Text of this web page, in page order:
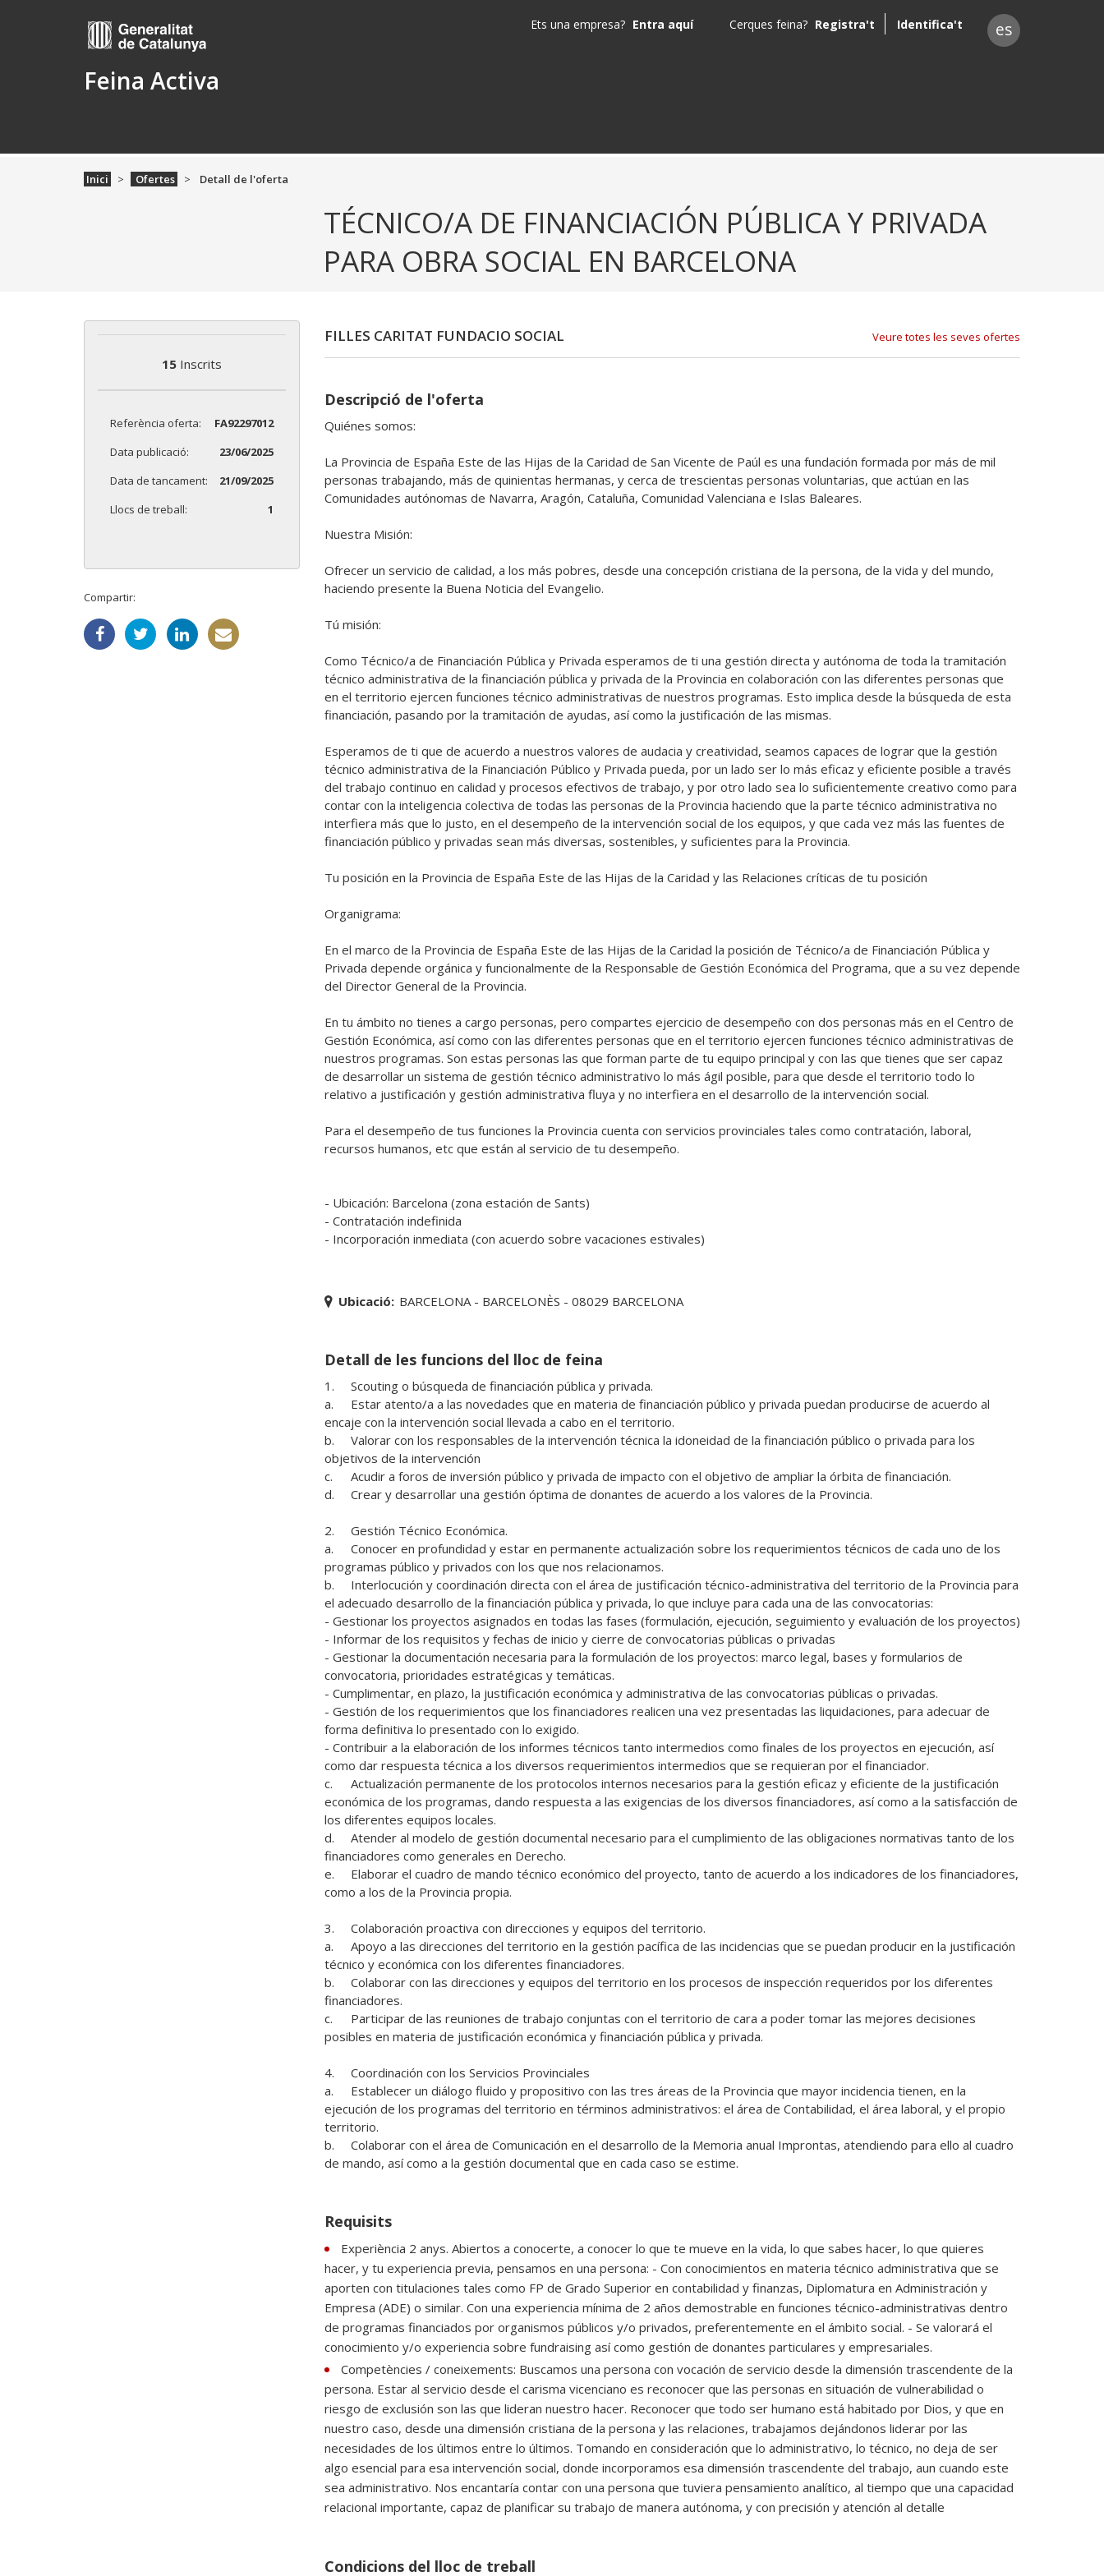
Feina Activa
Ets una empresa? Entra aquí Cerques feina? Registra't Identifica't es
Inici Ofertes Detall de l'oferta
TÉCNICO/A DE FINANCIACIÓN PÚBLICA Y PRIVADA
PARA OBRA SOCIAL EN BARCELONA
15Inscrits
Referència oferta:
FA92297012
Data publicació:
23/06/2025
Data de tancament:
21/09/2025
Llocs de treball:
1
Compartir:
FILLES CARITAT FUNDACIO SOCIAL Veure totes les seves ofertes
Descripció de l'oferta
Quiénes somos:
La Provincia de España Este de las Hijas de la Caridad de San Vicente de Paúl es una fundación formada por más de mil
personas trabajando, más de quinientas hermanas, y cerca de trescientas personas voluntarias, que actúan en las
Comunidades autónomas de Navarra, Aragón, Cataluña, Comunidad Valenciana e Islas Baleares.
Nuestra Misión:
Ofrecer un servicio de calidad, a los más pobres, desde una concepción cristiana de la persona, de la vida y del mundo,
haciendo presente la Buena Noticia del Evangelio.
Tú misión:
Como Técnico/a de Financiación Pública y Privada esperamos de ti una gestión directa y autónoma de toda la tramitación
técnico administrativa de la financiación pública y privada de la Provincia en colaboración con las diferentes personas que
en el territorio ejercen funciones técnico administrativas de nuestros programas. Esto implica desde la búsqueda de esta
financiación, pasando por la tramitación de ayudas, así como la justificación de las mismas.
Esperamos de ti que de acuerdo a nuestros valores de audacia y creatividad, seamos capaces de lograr que la gestión
técnico administrativa de la Financiación Público y Privada pueda, por un lado ser lo más eficaz y eficiente posible a través
del trabajo continuo en calidad y procesos efectivos de trabajo, y por otro lado sea lo suficientemente creativo como para
contar con la inteligencia colectiva de todas las personas de la Provincia haciendo que la parte técnico administrativa no
interfiera más que lo justo, en el desempeño de la intervención social de los equipos, y que cada vez más las fuentes de
financiación público y privadas sean más diversas, sostenibles, y suficientes para la Provincia.
Tu posición en la Provincia de España Este de las Hijas de la Caridad y las Relaciones críticas de tu posición
Organigrama:
En el marco de la Provincia de España Este de las Hijas de la Caridad la posición de Técnico/a de Financiación Pública y
Privada depende orgánica y funcionalmente de la Responsable de Gestión Económica del Programa, que a su vez depende
del Director General de la Provincia.
En tu ámbito no tienes a cargo personas, pero compartes ejercicio de desempeño con dos personas más en el Centro de
Gestión Económica, así como con las diferentes personas que en el territorio ejercen funciones técnico administrativas de
nuestros programas. Son estas personas las que forman parte de tu equipo principal y con las que tienes que ser capaz
de desarrollar un sistema de gestión técnico administrativo lo más ágil posible, para que desde el territorio todo lo
relativo a justificación y gestión administrativa fluya y no interfiera en el desarrollo de la intervención social.
Para el desempeño de tus funciones la Provincia cuenta con servicios provinciales tales como contratación, laboral,
recursos humanos, etc que están al servicio de tu desempeño.
- Ubicación: Barcelona (zona estación de Sants)
- Contratación indefinida
- Incorporación inmediata (con acuerdo sobre vacaciones estivales)
Ubicació: BARCELONA - BARCELONÈS - 08029 BARCELONA
Detall de les funcions del lloc de feina
1.	Scouting o búsqueda de financiación pública y privada.
a.	Estar atento/a a las novedades que en materia de financiación público y privada puedan producirse de acuerdo al
encaje con la intervención social llevada a cabo en el territorio.
b.	Valorar con los responsables de la intervención técnica la idoneidad de la financiación público o privada para los
objetivos de la intervención
c.	Acudir a foros de inversión público y privada de impacto con el objetivo de ampliar la órbita de financiación.
d.	Crear y desarrollar una gestión óptima de donantes de acuerdo a los valores de la Provincia.
2.	Gestión Técnico Económica.
a.	Conocer en profundidad y estar en permanente actualización sobre los requerimientos técnicos de cada uno de los
programas público y privados con los que nos relacionamos.
b.	Interlocución y coordinación directa con el área de justificación técnico-administrativa del territorio de la Provincia para
el adecuado desarrollo de la financiación pública y privada, lo que incluye para cada una de las convocatorias:
- Gestionar los proyectos asignados en todas las fases (formulación, ejecución, seguimiento y evaluación de los proyectos)
- Informar de los requisitos y fechas de inicio y cierre de convocatorias públicas o privadas
- Gestionar la documentación necesaria para la formulación de los proyectos: marco legal, bases y formularios de
convocatoria, prioridades estratégicas y temáticas.
- Cumplimentar, en plazo, la justificación económica y administrativa de las convocatorias públicas o privadas.
- Gestión de los requerimientos que los financiadores realicen una vez presentadas las liquidaciones, para adecuar de
forma definitiva lo presentado con lo exigido.
- Contribuir a la elaboración de los informes técnicos tanto intermedios como finales de los proyectos en ejecución, así
como dar respuesta técnica a los diversos requerimientos intermedios que se requieran por el financiador.
c.	Actualización permanente de los protocolos internos necesarios para la gestión eficaz y eficiente de la justificación
económica de los programas, dando respuesta a las exigencias de los diversos financiadores, así como a la satisfacción de
los diferentes equipos locales.
d.	Atender al modelo de gestión documental necesario para el cumplimiento de las obligaciones normativas tanto de los
financiadores como generales en Derecho.
e.	Elaborar el cuadro de mando técnico económico del proyecto, tanto de acuerdo a los indicadores de los financiadores,
como a los de la Provincia propia.
3.	Colaboración proactiva con direcciones y equipos del territorio.
a.	Apoyo a las direcciones del territorio en la gestión pacífica de las incidencias que se puedan producir en la justificación
técnico y económica con los diferentes financiadores.
b.	Colaborar con las direcciones y equipos del territorio en los procesos de inspección requeridos por los diferentes
financiadores.
c.	Participar de las reuniones de trabajo conjuntas con el territorio de cara a poder tomar las mejores decisiones
posibles en materia de justificación económica y financiación pública y privada.
4.	Coordinación con los Servicios Provinciales
a.	Establecer un diálogo fluido y propositivo con las tres áreas de la Provincia que mayor incidencia tienen, en la
ejecución de los programas del territorio en términos administrativos: el área de Contabilidad, el área laboral, y el propio
territorio.
b.	Colaborar con el área de Comunicación en el desarrollo de la Memoria anual Improntas, atendiendo para ello al cuadro
de mando, así como a la gestión documental que en cada caso se estime.
Requisits
Experiència 2 anys. Abiertos a conocerte, a conocer lo que te mueve en la vida, lo que sabes hacer, lo que quieres
hacer, y tu experiencia previa, pensamos en una persona: - Con conocimientos en materia técnico administrativa que se
aporten con titulaciones tales como FP de Grado Superior en contabilidad y finanzas, Diplomatura en Administración y
Empresa (ADE) o similar. Con una experiencia mínima de 2 años demostrable en funciones técnico-administrativas dentro
de programas financiados por organismos públicos y/o privados, preferentemente en el ámbito social. - Se valorará el
conocimiento y/o experiencia sobre fundraising así como gestión de donantes particulares y empresariales.
Competències / coneixements: Buscamos una persona con vocación de servicio desde la dimensión trascendente de la
persona. Estar al servicio desde el carisma vicenciano es reconocer que las personas en situación de vulnerabilidad o
riesgo de exclusión son las que lideran nuestro hacer. Reconocer que todo ser humano está habitado por Dios, y que en
nuestro caso, desde una dimensión cristiana de la persona y las relaciones, trabajamos dejándonos liderar por las
necesidades de los últimos entre lo últimos. Tomando en consideración que lo administrativo, lo técnico, no deja de ser
algo esencial para esa intervención social, donde incorporamos esa dimensión trascendente del trabajo, aun cuando este
sea administrativo. Nos encantaría contar con una persona que tuviera pensamiento analítico, al tiempo que una capacidad
relacional importante, capaz de planificar su trabajo de manera autónoma, y con precisión y atención al detalle
Condicions del lloc de treball